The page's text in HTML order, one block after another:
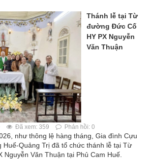
Thánh lễ tại Từ
đường Đức Cố
HY PX Nguyễn
Văn Thuận
Đã xem: 359 Phản hồi: 0
như thông lệ hàng tháng, Gia đình Cựu
Huế-Quảng Trị đã tổ chức thánh lễ tại Từ
Văn Thuận tại Phủ Cam Huế.